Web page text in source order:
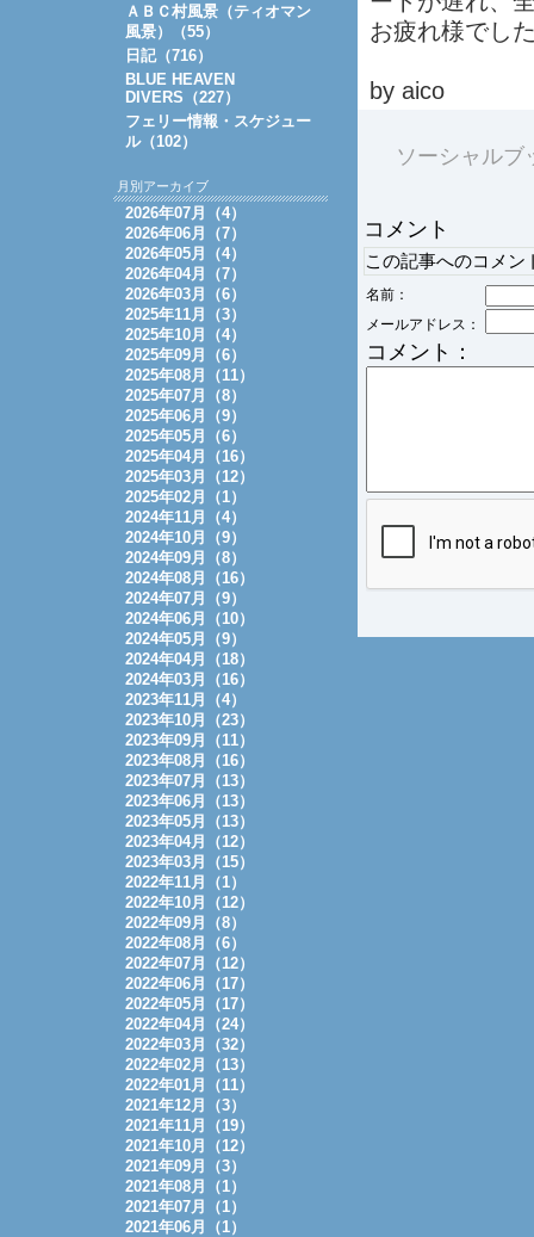
お疲れ様でし
by aico
ソーシャルブ
コメント
この記事へのコメン
名前：
メールアドレス：
コメント：
ＡＢＣ村風景（ティオマン
風景）（55）
日記（716）
BLUE HEAVEN
DIVERS（227）
フェリー情報・スケジュー
ル（102）
月別アーカイブ
2026年07月（4）
2026年06月（7）
2026年05月（4）
2026年04月（7）
2026年03月（6）
2025年11月（3）
2025年10月（4）
2025年09月（6）
2025年08月（11）
2025年07月（8）
2025年06月（9）
2025年05月（6）
2025年04月（16）
2025年03月（12）
2025年02月（1）
2024年11月（4）
2024年10月（9）
2024年09月（8）
2024年08月（16）
2024年07月（9）
2024年06月（10）
2024年05月（9）
2024年04月（18）
2024年03月（16）
2023年11月（4）
2023年10月（23）
2023年09月（11）
2023年08月（16）
2023年07月（13）
2023年06月（13）
2023年05月（13）
2023年04月（12）
2023年03月（15）
2022年11月（1）
2022年10月（12）
2022年09月（8）
2022年08月（6）
2022年07月（12）
2022年06月（17）
2022年05月（17）
2022年04月（24）
2022年03月（32）
2022年02月（13）
2022年01月（11）
2021年12月（3）
2021年11月（19）
2021年10月（12）
2021年09月（3）
2021年08月（1）
2021年07月（1）
2021年06月（1）